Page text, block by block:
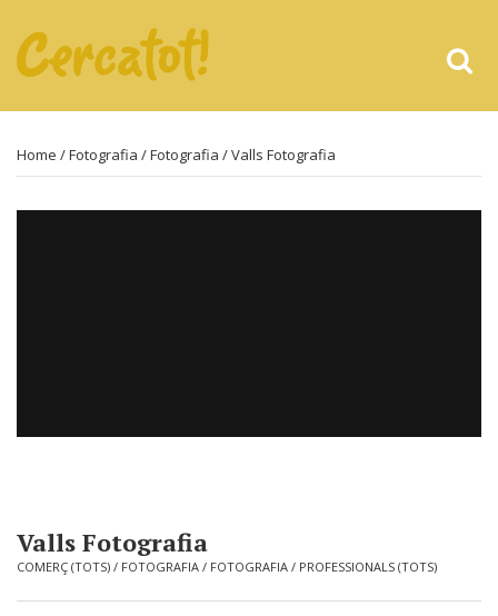
Home /Fotografia /Fotografia / Valls Fotografia
Valls Fotografia
COMERÇ (TOTS) / FOTOGRAFIA / FOTOGRAFIA / PROFESSIONALS (TOTS)